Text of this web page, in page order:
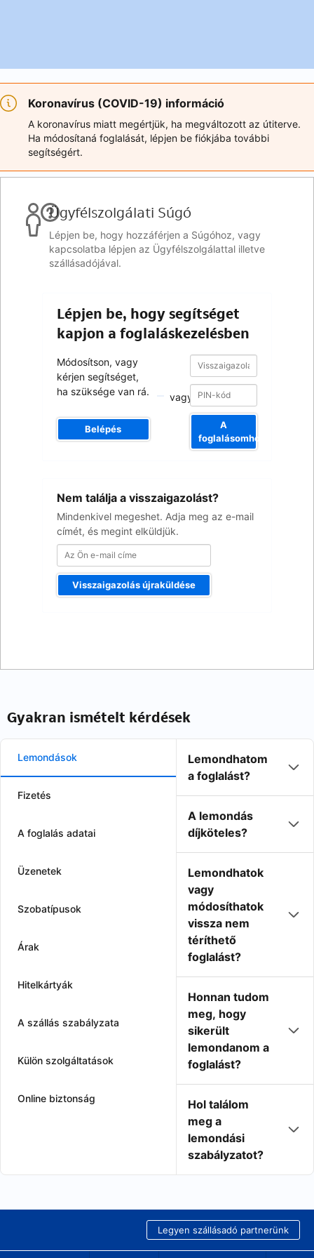
Koronavírus (COVID-19) információ
A koronavírus miatt megértjük, ha megváltozott az útiterve.
Ha módosítaná foglalását, lépjen be fiókjába további
segítségért.
Ügyfélszolgálati Súgó
Lépjen be, hogy hozzáférjen a Súgóhoz, vagy
kapcsolatba lépjen az Ügyfélszolgálattal illetve
szállásadójával.
Lépjen be, hogy segítséget
kapjon a foglaláskezelésben
Módosítson, vagy
kérjen segítséget,
ha szüksége van rá.
Belépés
vagy
Visszaigazolási
szám
Visszaigazolási
szám
A
foglalásomhoz
Nem találja a visszaigazolást?
Mindenkivel megeshet. Adja meg az e-mail
címét, és megint elküldjük.
Visszaigazolás újraküldése
Gyakran ismételt kérdések
Lemondások
Fizetés
A foglalás adatai
Üzenetek
Szobatípusok
Árak
Hitelkártyák
A szállás szabályzata
Külön szolgáltatások
Online biztonság
Lemondhatom
a foglalást?
A lemondás
díjköteles?
Lemondhatok
vagy
módosíthatok
vissza nem
téríthető
foglalást?
Honnan tudom
meg, hogy
sikerült
lemondanom a
foglalást?
Hol találom
meg a
lemondási
szabályzatot?
Legyen szállásadó partnerünk